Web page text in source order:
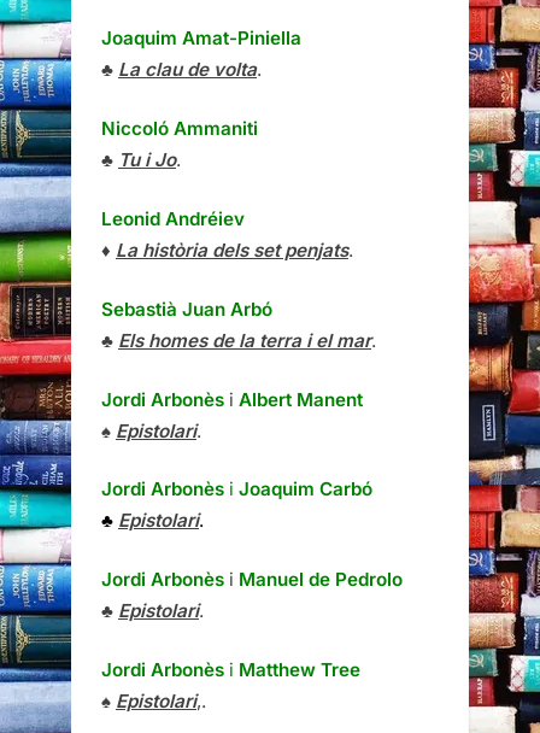
Joaquim Amat-Piniella
♣ La clau de volta.
Niccoló Ammaniti
♣ Tu i Jo.
Leonid Andréiev
♦ La història dels set penjats.
Sebastià Juan Arbó
♣ Els homes de la terra i el mar.
Jordi Arbonès i Albert Manent
♠ Epistolari.
Jordi Arbonès i Joaquim Carbó
♣ Epistolari.
Jordi Arbonès i Manuel de Pedrolo
♣ Epistolari.
Jordi Arbonès i Matthew Tree
♠ Epistolari,.